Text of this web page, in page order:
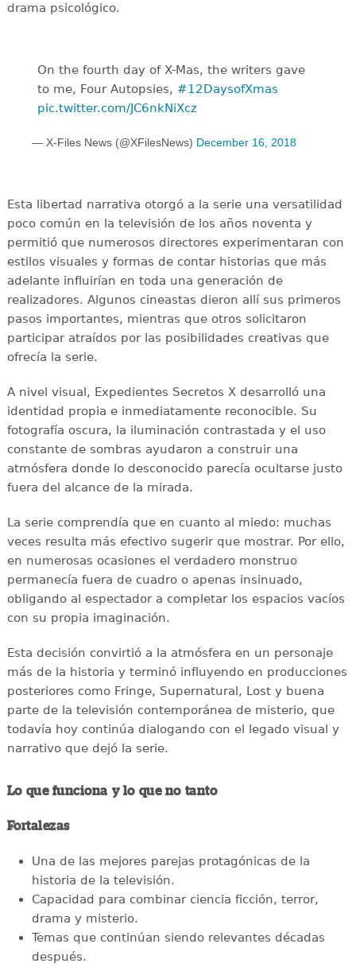
drama psicológico.
On the fourth day of X-Mas, the writers gave
to me, Four Autopsies, #12DaysofXmas
pic.twitter.com/JC6nkNiXcz
— X-Files News (@XFilesNews) December 16, 2018
Esta libertad narrativa otorgó a la serie una versatilidad
poco común en la televisión de los años noventa y
permitió que numerosos directores experimentaran con
estilos visuales y formas de contar historias que más
adelante influirían en toda una generación de
realizadores. Algunos cineastas dieron allí sus primeros
pasos importantes, mientras que otros solicitaron
participar atraídos por las posibilidades creativas que
ofrecía la serie.
A nivel visual, Expedientes Secretos X desarrolló una
identidad propia e inmediatamente reconocible. Su
fotografía oscura, la iluminación contrastada y el uso
constante de sombras ayudaron a construir una
atmósfera donde lo desconocido parecía ocultarse justo
fuera del alcance de la mirada.
La serie comprendía que en cuanto al miedo: muchas
veces resulta más efectivo sugerir que mostrar. Por ello,
en numerosas ocasiones el verdadero monstruo
permanecía fuera de cuadro o apenas insinuado,
obligando al espectador a completar los espacios vacíos
con su propia imaginación.
Esta decisión convirtió a la atmósfera en un personaje
más de la historia y terminó influyendo en producciones
posteriores como Fringe, Supernatural, Lost y buena
parte de la televisión contemporánea de misterio, que
todavía hoy continúa dialogando con el legado visual y
narrativo que dejó la serie.
Lo que funciona y lo que no tanto
Fortalezas
Una de las mejores parejas protagónicas de la
historia de la televisión.
Capacidad para combinar ciencia ficción, terror,
drama y misterio.
Temas que continúan siendo relevantes décadas
después.